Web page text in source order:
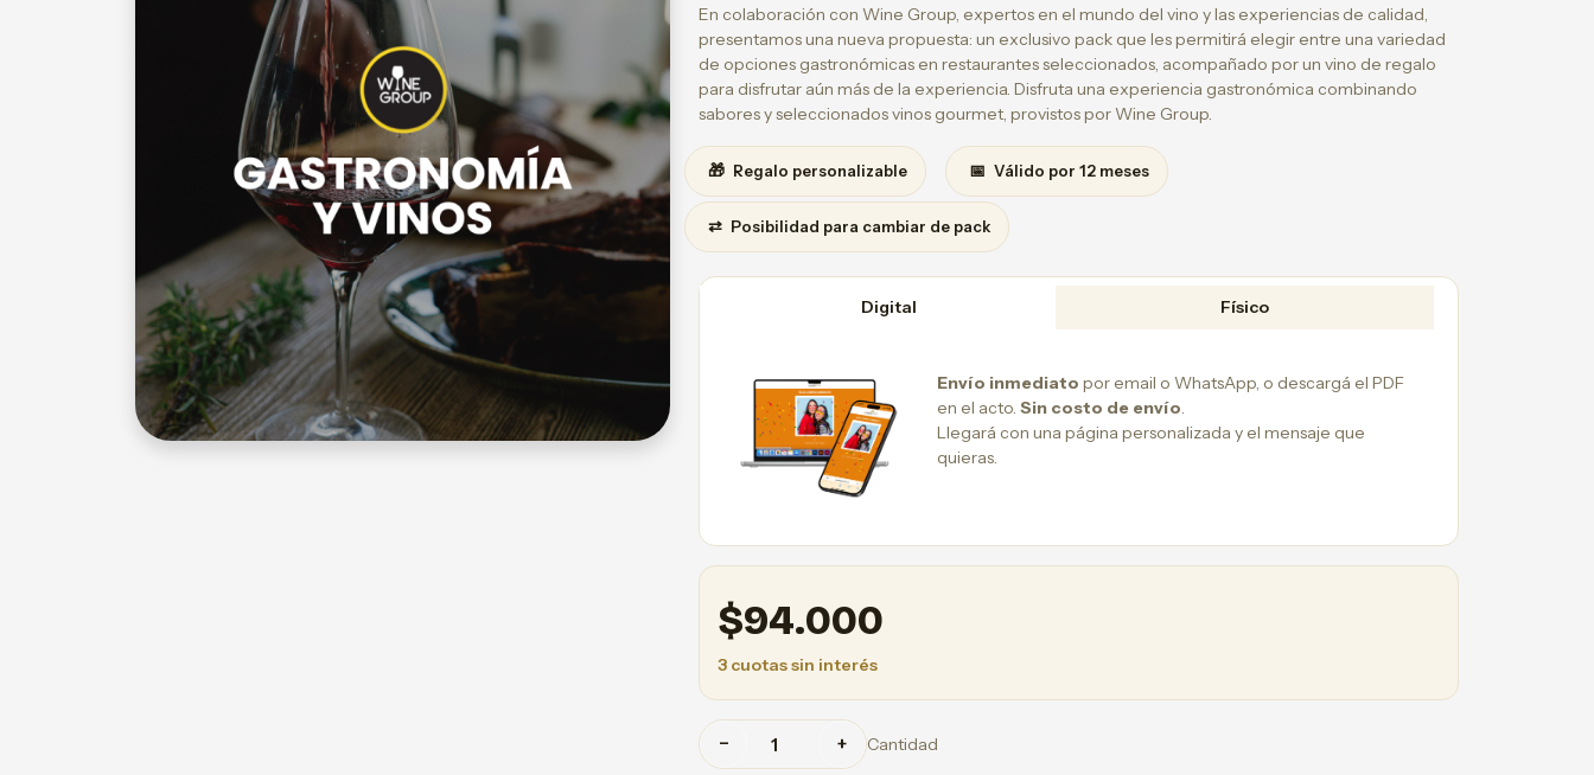
En colaboración con Wine Group, expertos en el mundo del vino y las experiencias de calidad,
presentamos una nueva propuesta: un exclusivo pack que les permitirá elegir entre una variedad
de opciones gastronómicas en restaurantes seleccionados, acompañado por un vino de regalo
para disfrutar aún más de la experiencia. Disfruta una experiencia gastronómica combinando
sabores y seleccionados vinos gourmet, provistos por Wine Group.
🎁 Regalo personalizable 📅 Válido por 12 meses
⇄ Posibilidad para cambiar de pack
Digital Físico
Envío inmediato por email o WhatsApp, o descargá el PDF
en el acto. Sin costo de envío
Llegará con una página personalizada y el mensaje que
quieras.
$94.000
3 cuotas sin interés
− + Cantidad